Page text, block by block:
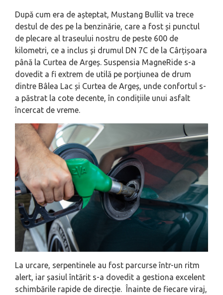
După cum era de așteptat, Mustang Bullit va trece
destul de des pe la benzinărie, care a fost și punctul
de plecare al traseului nostru de peste 600 de
kilometri, ce a inclus și drumul DN 7C de la Cârțișoara
până la Curtea de Argeș. Suspensia MagneRide s-a
dovedit a fi extrem de utilă pe porțiunea de drum
dintre Bâlea Lac și Curtea de Argeș, unde confortul s-
a păstrat la cote decente, în condițiile unui asfalt
încercat de vreme.
La urcare, serpentinele au fost parcurse într-un ritm
alert, iar șasiul întărit s-a dovedit a gestiona excelent
schimbările rapide de direcție. Înainte de fiecare viraj,